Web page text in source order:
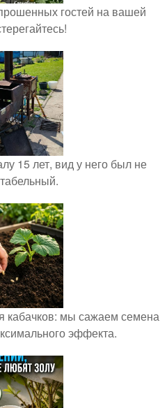
гостей на вашей
15 лет, вид у него был не
кабачков: мы сажаем семена
эффекта.